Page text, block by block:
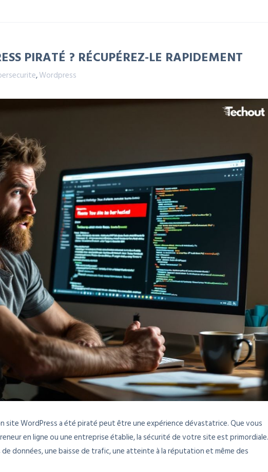
PIRATÉ ? RÉCUPÉREZ-LE RAPIDEMENT
,Wordpress
site WordPress a été piraté peut être une expérience dévastatrice. Que vous
en ligne ou une entreprise établie, la sécurité de votre site est primordiale.
données, une baisse de trafic, une atteinte à la réputation et même des